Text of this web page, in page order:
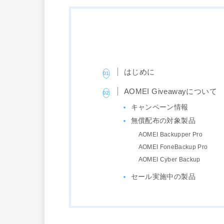
はじめに
AOMEI Giveawayについて
キャンペーン情報
無償配布の対象製品
AOMEI Backupper Pro
AOMEI FoneBackup Pro
AOMEI Cyber Backup
セール実施中の製品